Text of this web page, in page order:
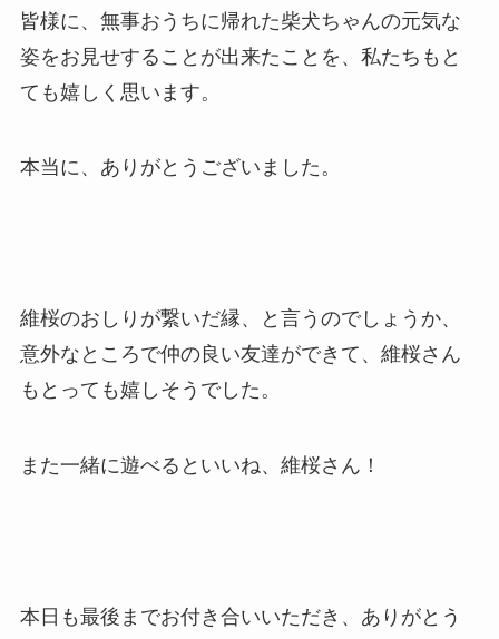
皆様に、無事おうちに帰れた柴犬ちゃんの元気な
姿をお見せすることが出来たことを、私たちもと
ても嬉しく思います。
本当に、ありがとうございました。
維桜のおしりが繋いだ縁、と言うのでしょうか、
意外なところで仲の良い友達ができて、維桜さん
もとっても嬉しそうでした。
また一緒に遊べるといいね、維桜さん！
本日も最後までお付き合いいただき、ありがとう